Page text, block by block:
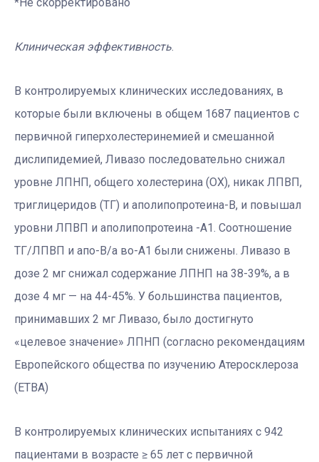
Клиническая эффективность.
В контролируемых клинических исследованиях, в
которые были включены в общем 1687 пациентов с
первичной гиперхолестеринемией и смешанной
дислипидемией, Ливазо последовательно снижал
уровне ЛПНП, общего холестерина (ОХ), никак ЛПВП,
триглицеридов (ТГ) и аполипопротеина-B, и повышал
уровни ЛПВП и аполипопротеина -A1. Соотношение
ТГ/ЛПВП и апо-B/а во-A1 были снижены. Ливазо в
дозе 2 мг снижал содержание ЛПНП на 38-39%, а в
дозе 4 мг — на 44-45%. У большинства пациентов,
принимавших 2 мг Ливазо, было достигнуто
«целевое значение» ЛПНП (согласно рекомендациям
Европейского общества по изучению Атеросклероза
(ЕТВА)
В контролируемых клинических испытаниях с 942
пациентами в возрасте ≥ 65 лет с первичной